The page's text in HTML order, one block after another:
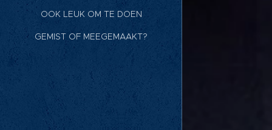
OOK LEUK OM TE DOEN
GEMIST OF MEEGEMAAKT?